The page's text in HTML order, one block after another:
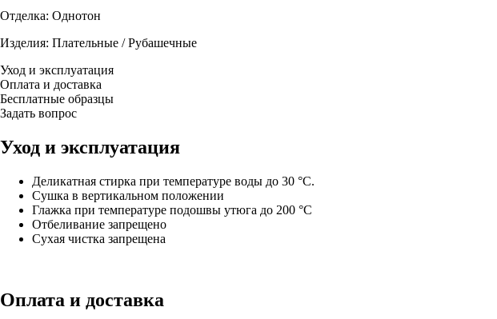
Отделка: Однотон
Изделия: Плательные / Рубашечные
Уход и эксплуатация
Оплата и доставка
Бесплатные образцы
Задать вопрос
Уход и эксплуатация
Деликатная стирка при температуре воды до 30 °C.
Сушка в вертикальном положении
Глажка при температуре подошвы утюга до 200 °C
Отбеливание запрещено
Сухая чистка запрещена
Оплата и доставка